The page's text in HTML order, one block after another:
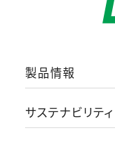
製品情報
サステナビリティ